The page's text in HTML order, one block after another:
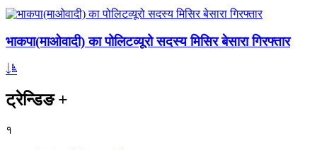
भाकपा(माओवादी) का पोलिटव्यूरो सदस्य मिसिर बेसारा गिरफ्तार
ट्रेन्डिङ+
१